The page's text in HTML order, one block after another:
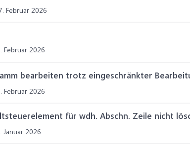
Februar 2026
Februar 2026
bearbeiten trotz eingeschränkter
Februar 2026
für wdh. Abschn. Zeile nicht
Januar 2026